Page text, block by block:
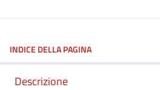
INDICE DELLA PAGINA
Descrizione